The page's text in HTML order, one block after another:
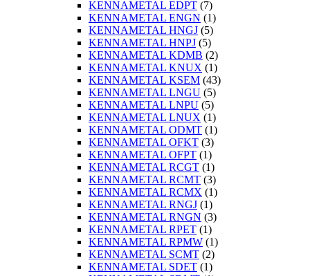
KENNAMETAL EDPT (7)
KENNAMETAL ENGN (1)
KENNAMETAL HNGJ (5)
KENNAMETAL HNPJ (5)
KENNAMETAL KDMB (2)
KENNAMETAL KNUX (1)
KENNAMETAL KSEM (43)
KENNAMETAL LNGU (5)
KENNAMETAL LNPU (5)
KENNAMETAL LNUX (1)
KENNAMETAL ODMT (1)
KENNAMETAL OFKT (3)
KENNAMETAL OFPT (1)
KENNAMETAL RCGT (1)
KENNAMETAL RCMT (3)
KENNAMETAL RCMX (1)
KENNAMETAL RNGJ (1)
KENNAMETAL RNGN (3)
KENNAMETAL RPET (1)
KENNAMETAL RPMW (1)
KENNAMETAL SCMT (2)
KENNAMETAL SDET (1)